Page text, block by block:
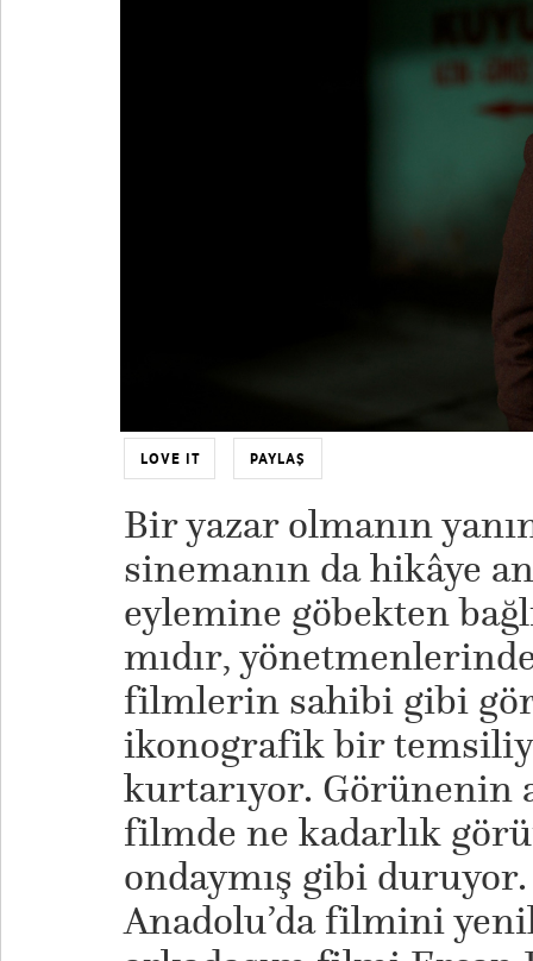
LOVE IT PAYLAŞ
Bir yazar olmanın
sinemanın da hikâye
eylemine göbekten
mıdır,
filmlerin sahibi gibi
ikonografik bir
kurtarıyor. Görünenin
filmde ne kadarlık
ondaymış gibi
Anadolu’da filmini